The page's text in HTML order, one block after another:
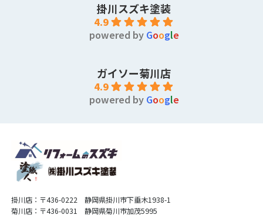
掛川スズキ塗装
4.9
powered by Google
ガイソー菊川店
4.9
powered by Google
掛川店：〒436-0222 静岡県掛川市下垂木1938-1
菊川店：〒436-0031 静岡県菊川市加茂5995